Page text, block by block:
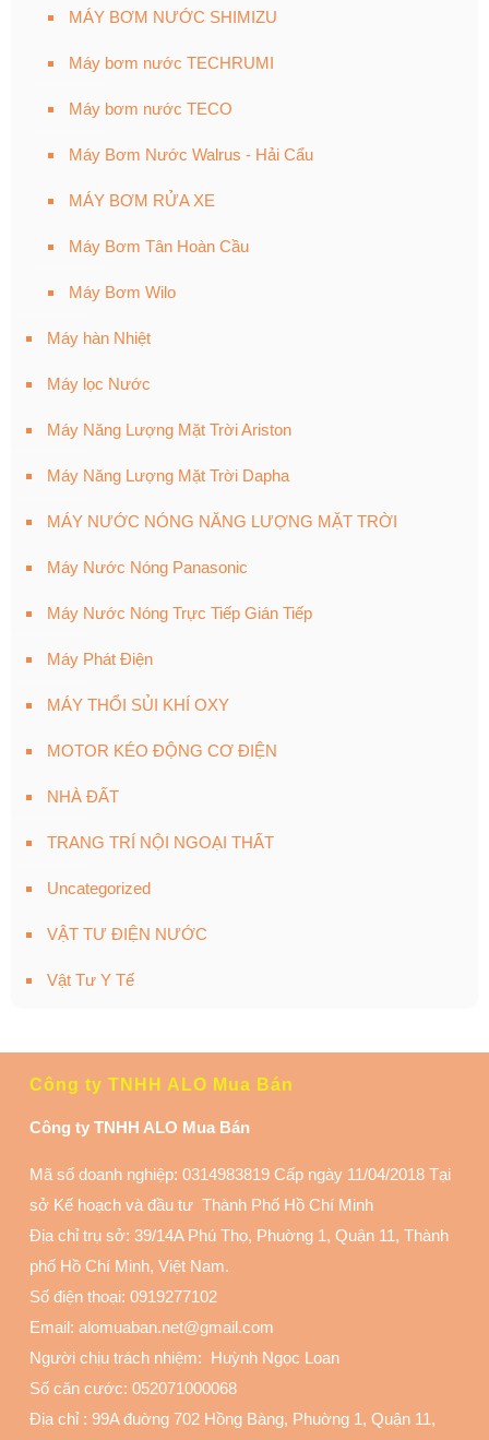
MÁY BƠM NƯỚC SHIMIZU
Máy bơm nước TECHRUMI
Máy bơm nước TECO
Máy Bơm Nước Walrus - Hải Cẩu
MÁY BƠM RỬA XE
Máy Bơm Tân Hoàn Cầu
Máy Bơm Wilo
Máy hàn Nhiệt
Máy lọc Nước
Máy Năng Lượng Mặt Trời Ariston
Máy Năng Lượng Mặt Trời Dapha
MÁY NƯỚC NÓNG NĂNG LƯỢNG MẶT TRỜI
Máy Nước Nóng Panasonic
Máy Nước Nóng Trực Tiếp Gián Tiếp
Máy Phát Điện
MÁY THỔI SỦI KHÍ OXY
MOTOR KÉO ĐỘNG CƠ ĐIỆN
NHÀ ĐẤT
TRANG TRÍ NỘI NGOẠI THẤT
Uncategorized
VẬT TƯ ĐIỆN NƯỚC
Vật Tư Y Tế
Công ty TNHH ALO Mua Bán
Công ty TNHH ALO Mua Bán
Mã số doanh nghiệp: 0314983819 Cấp ngày 11/04/2018 Tại
sở Kế hoạch và đầu tư Thành Phố Hồ Chí Minh
Địa chỉ trụ sở: 39/14A Phú Thọ, Phuờng 1, Quận 11, Thành
phố Hồ Chí Minh, Việt Nam.
Số điện thoại: 0919277102
Email: alomuaban.net@gmail.com
Người chịu trách nhiệm: Huỳnh Ngọc Loan
Số căn cước: 052071000068
Địa chỉ : 99A đuờng 702 Hồng Bàng, Phuờng 1, Quận 11,